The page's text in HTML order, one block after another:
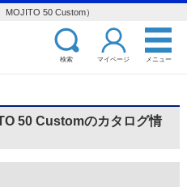
MOJITO 50 Custom）
検索 マイページ メニュー
50 Customのカタログ情